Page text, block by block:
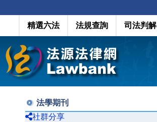
精選六法 法規查詢 司法判解
法學期刊
社群分享